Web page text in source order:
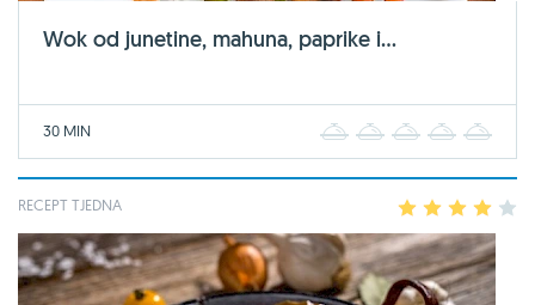
Wok od junetine, mahuna, paprike i...
30 MIN 2 3 4
RECEPT TJEDNA 2 3 4